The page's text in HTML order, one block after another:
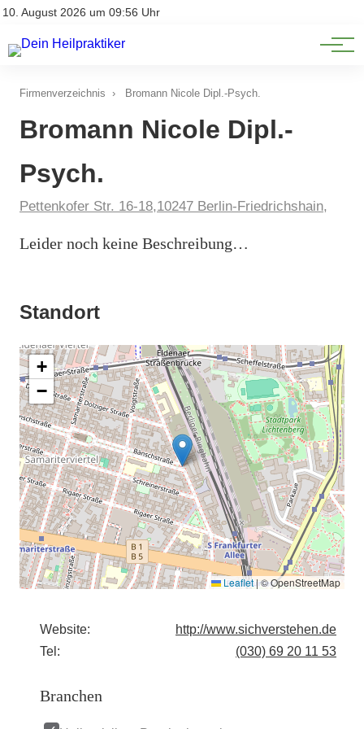
10. August 2026 um 09:56 Uhr
Impressum
Natürliche Medizin
Heilpflanzen & Kräuterkunde
Firmenverzeichnis › Bromann Nicole Dipl.-Psych.
Bromann Nicole Dipl.-
Psych.
Pettenkofer Str. 16-18,10247 Berlin-Friedrichshain,
Leider noch keine Beschreibung…
Standort
+
−
Leaflet|© OpenStreetMap
Website:
http://www.sichverstehen.de
Tel:
(030) 69 20 11 53
Branchen